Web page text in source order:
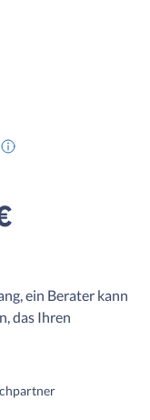
ein Berater kann
das Ihren